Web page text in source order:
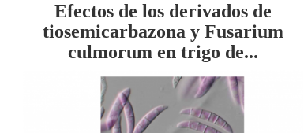
Efectos de los derivados de
tiosemicarbazona y Fusarium
culmorum en trigo de...